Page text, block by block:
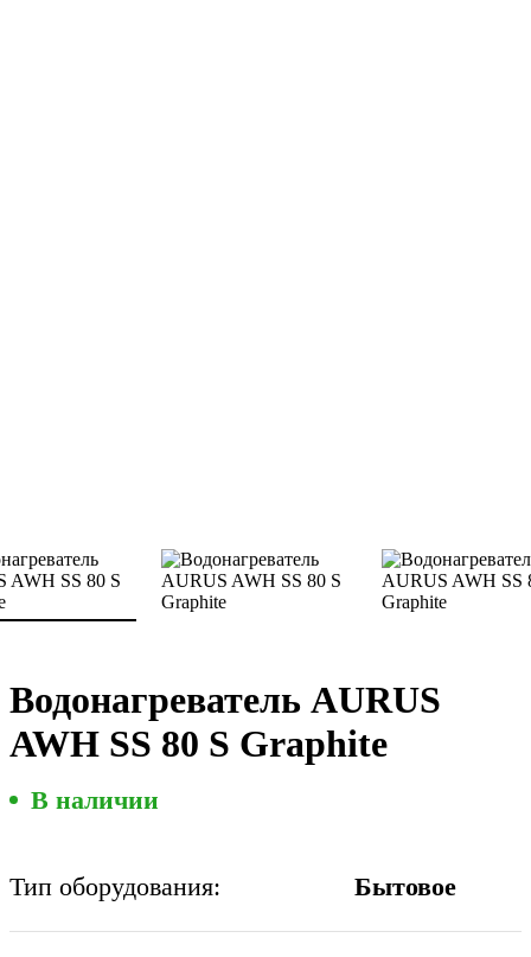
Водонагреватель AURUS
AWH SS 80 S Graphite
В наличии
Тип оборудования: Бытовое